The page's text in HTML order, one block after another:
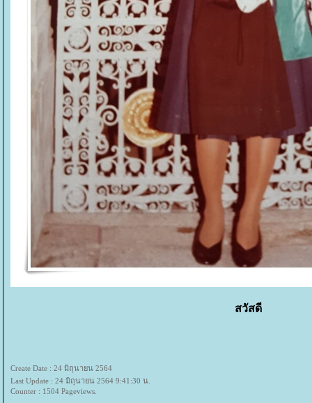
สวัสดี
Create Date : 24 มิถุนายน 2564
Last Update : 24 มิถุนายน 2564 9:41:30 น.
Counter : 1504 Pageviews.